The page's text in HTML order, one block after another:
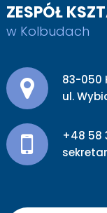
ZESPÓŁ
w Kolbudach
Adres
83-050
ul.
+48 58